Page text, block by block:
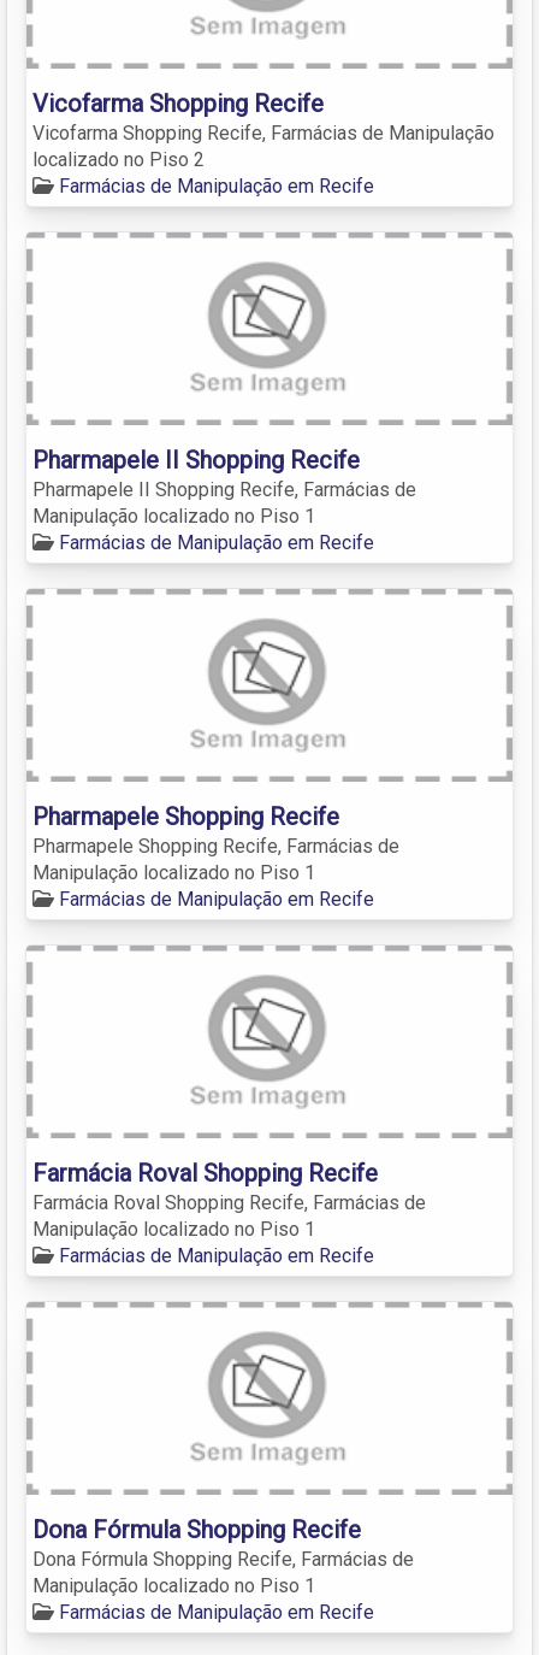
Vicofarma Shopping Recife
Vicofarma Shopping Recife, Farmácias de Manipulação
localizado no Piso 2
Farmácias de Manipulação em Recife
Pharmapele II Shopping Recife
Pharmapele II Shopping Recife, Farmácias de
Manipulação localizado no Piso 1
Farmácias de Manipulação em Recife
Pharmapele Shopping Recife
Pharmapele Shopping Recife, Farmácias de
Manipulação localizado no Piso 1
Farmácias de Manipulação em Recife
Farmácia Roval Shopping Recife
Farmácia Roval Shopping Recife, Farmácias de
Manipulação localizado no Piso 1
Farmácias de Manipulação em Recife
Dona Fórmula Shopping Recife
Dona Fórmula Shopping Recife, Farmácias de
Manipulação localizado no Piso 1
Farmácias de Manipulação em Recife